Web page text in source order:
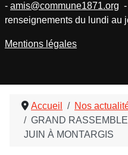
Accueil Nos
GRAND
JUIN À MONTARGIS
- amis@commune1871.org
renseignements du lundi au
Mentions légales